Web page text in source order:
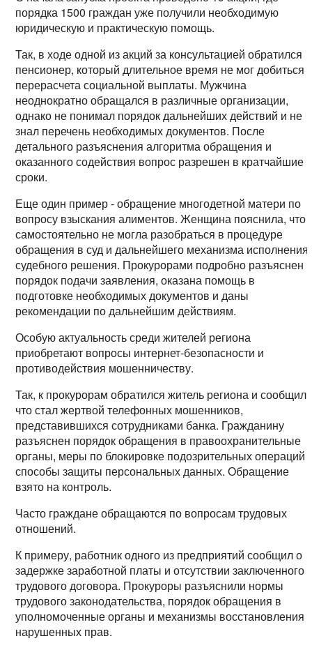
порядка 1500 граждан уже получили необходимую
юридическую и практическую помощь.
Так, в ходе одной из акций за консультацией обратился
пенсионер, который длительное время не мог добиться
перерасчета социальной выплаты. Мужчина
неоднократно обращался в различные организации,
однако не понимал порядок дальнейших действий и не
знал перечень необходимых документов. После
детального разъяснения алгоритма обращения и
оказанного содействия вопрос разрешен в кратчайшие
сроки.
Еще один пример - обращение многодетной матери по
вопросу взыскания алиментов. Женщина пояснила, что
самостоятельно не могла разобраться в процедуре
обращения в суд и дальнейшего механизма исполнения
судебного решения. Прокурорами подробно разъяснен
порядок подачи заявления, оказана помощь в
подготовке необходимых документов и даны
рекомендации по дальнейшим действиям.
Особую актуальность среди жителей региона
приобретают вопросы интернет-безопасности и
противодействия мошенничеству.
Так, к прокурорам обратился житель региона и сообщил,
что стал жертвой телефонных мошенников,
представившихся сотрудниками банка. Гражданину
разъяснен порядок обращения в правоохранительные
органы, меры по блокировке подозрительных операций
способы защиты персональных данных. Обращение
взято на контроль.
Часто граждане обращаются по вопросам трудовых
отношений.
К примеру, работник одного из предприятий сообщил о
задержке заработной платы и отсутствии заключенного
трудового договора. Прокуроры разъяснили нормы
трудового законодательства, порядок обращения в
уполномоченные органы и механизмы восстановления
нарушенных прав.